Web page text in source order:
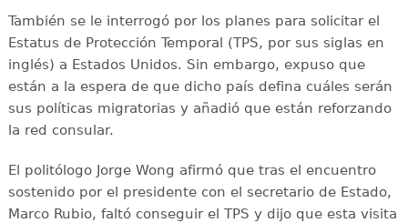
También se le interrogó por los planes para solicitar el
Estatus de Protección Temporal (TPS, por sus siglas en
inglés) a Estados Unidos. Sin embargo, expuso que
están a la espera de que dicho país defina cuáles serán
sus políticas migratorias y añadió que están reforzando
la red consular.
El politólogo Jorge Wong afirmó que tras el encuentro
sostenido por el presidente con el secretario de Estado,
Marco Rubio, faltó conseguir el TPS y dijo que esta visita